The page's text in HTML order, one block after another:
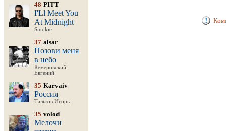
48 PITT
I'Ll Meet You
At Midnight
Smokie
37 alsar
Позови меня
в небо
Кемеровский
Евгений
35 Karvaiv
Россия
Тальков Игорь
35 volod
Мелочи